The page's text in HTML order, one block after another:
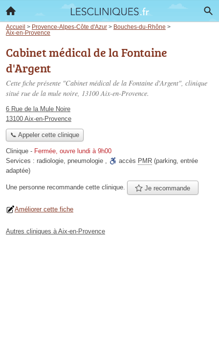
Accueil > Provence-Alpes-Côte d'Azur > Bouches-du-Rhône >
Aix-en-Provence
Cabinet médical de la Fontaine
d'Argent
Cette fiche présente "Cabinet médical de la Fontaine d'Argent", clinique
situé rue de la mule noire, 13100 Aix-en-Provence.
6 Rue de la Mule Noire
13100 Aix-en-Provence
📞 Appeler cette clinique
Clinique - Fermée, ouvre lundi à 9h00
Services : radiologie, pneumologie , accès PMR (parking, entrée
adaptée)
Une personne recommande cette clinique. Je recommande
Améliorer cette fiche
Autres cliniques à Aix-en-Provence